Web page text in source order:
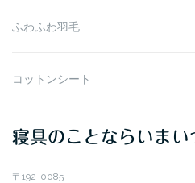
ふわふわ羽毛
コットンシート
寝具のことならいまい
〒192-0085